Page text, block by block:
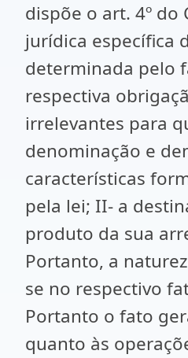
dispõe o art. 4º do
jurídica específica
determinada pelo
respectiva
irrelevantes para
denominação e
características
pela lei; II- a
produto da sua
Portanto, a
se no respectivo
Portanto o fato
quanto às